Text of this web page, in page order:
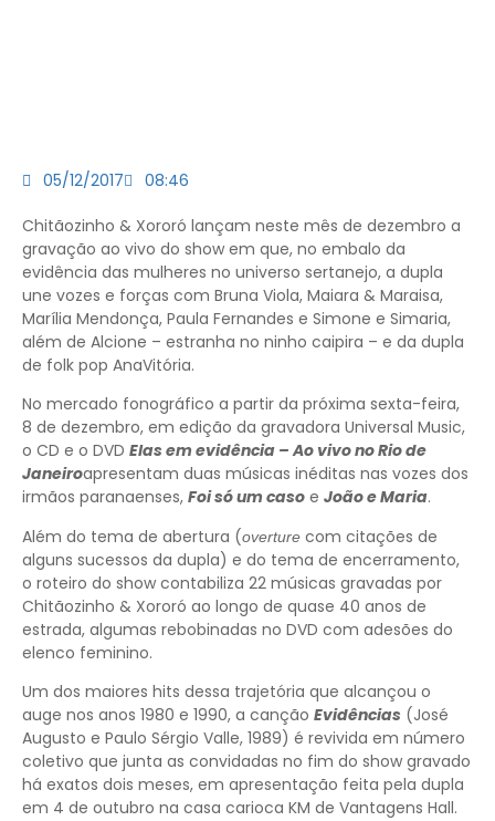
05/12/2017 08:46
Chitãozinho & Xororó lançam neste mês de dezembro a
gravação ao vivo do show em que, no embalo da
evidência das mulheres no universo sertanejo, a dupla
une vozes e forças com Bruna Viola, Maiara & Maraisa,
Marília Mendonça, Paula Fernandes e Simone e Simaria,
além de Alcione – estranha no ninho caipira – e da dupla
de folk pop AnaVitória.
No mercado fonográfico a partir da próxima sexta-feira,
8 de dezembro, em edição da gravadora Universal Music,
o CD e o DVD Elas em evidência – Ao vivo no Rio de
Janeiroapresentam duas músicas inéditas nas vozes dos
irmãos paranaenses, Foi só um caso e João e Maria.
Além do tema de abertura (overture com citações de
alguns sucessos da dupla) e do tema de encerramento,
o roteiro do show contabiliza 22 músicas gravadas por
Chitãozinho & Xororó ao longo de quase 40 anos de
estrada, algumas rebobinadas no DVD com adesões do
elenco feminino.
Um dos maiores hits dessa trajetória que alcançou o
auge nos anos 1980 e 1990, a canção Evidências (José
Augusto e Paulo Sérgio Valle, 1989) é revivida em número
coletivo que junta as convidadas no fim do show gravado
há exatos dois meses, em apresentação feita pela dupla
em 4 de outubro na casa carioca KM de Vantagens Hall.